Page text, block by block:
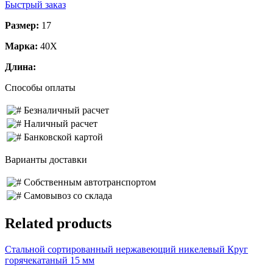
Быстрый заказ
Размер: 17
Марка: 40Х
Длина:
Способы оплаты
Безналичный расчет
Наличный расчет
Банковской картой
Варианты доставки
Собственным автотранспортом
Самовывоз со склада
Related products
Стальной сортированный нержавеющий никелевый Круг
горячекатаный 15 мм